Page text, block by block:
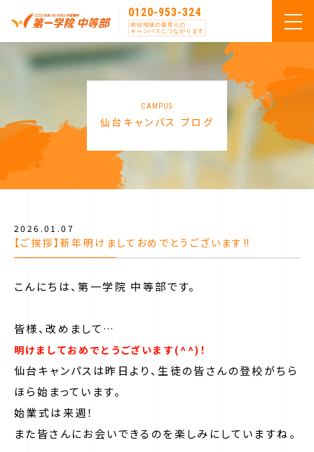
0120-953-324
発信地域の最寄りの
キャンパスにつながります
CAMPUS
仙台キャンパス ブログ
2026.01.07
【ご挨拶】新年明けましておめでとうございます‼
こんにちは、第一学院 中等部です。
皆様、改めまして…
明けましておめでとうございます(^^)！
仙台キャンパスは昨日より、生徒の皆さんの登校がちら
ほら始まっています。
始業式は来週！
また皆さんにお会いできるのを楽しみにしていますね。